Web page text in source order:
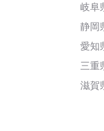
岐阜
静岡
愛知
三重
滋賀